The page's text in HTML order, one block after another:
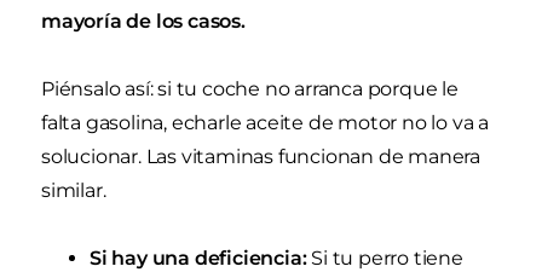
mayoría de los casos.
Piénsalo así: si tu coche no arranca porque le
falta gasolina, echarle aceite de motor no lo va a
solucionar. Las vitaminas funcionan de manera
similar.
Si hay una deficiencia:Si tu perro tiene